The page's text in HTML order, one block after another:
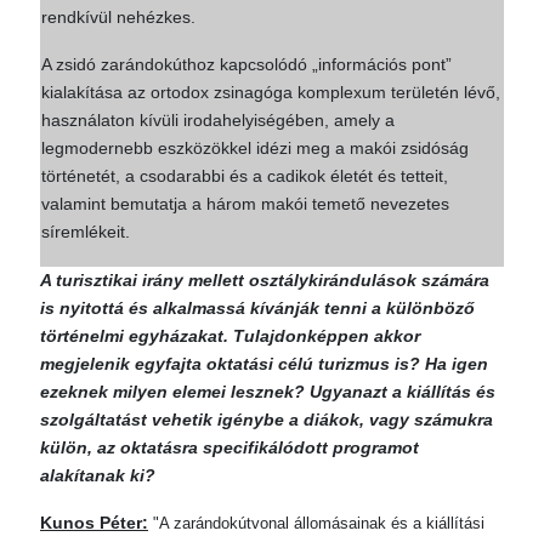
rendkívül nehézkes.
A zsidó zarándokúthoz kapcsolódó „információs pont”
kialakítása az ortodox zsinagóga komplexum területén lévő,
használaton kívüli irodahelyiségében, amely a
legmodernebb eszközökkel idézi meg a makói zsidóság
történetét, a csodarabbi és a cadikok életét és tetteit,
valamint bemutatja a három makói temető nevezetes
síremlékeit.
A turisztikai irány mellett osztálykirándulások számára
is nyitottá és alkalmassá kívánják tenni a különböző
történelmi egyházakat. Tulajdonképpen akkor
megjelenik egyfajta oktatási célú turizmus is? Ha igen
ezeknek milyen elemei lesznek? Ugyanazt a kiállítás és
szolgáltatást vehetik igénybe a diákok, vagy számukra
külön, az oktatásra specifikálódott programot
alakítanak ki?
Kunos Péter: "A zarándokútvonal állomásainak és a kiállítási